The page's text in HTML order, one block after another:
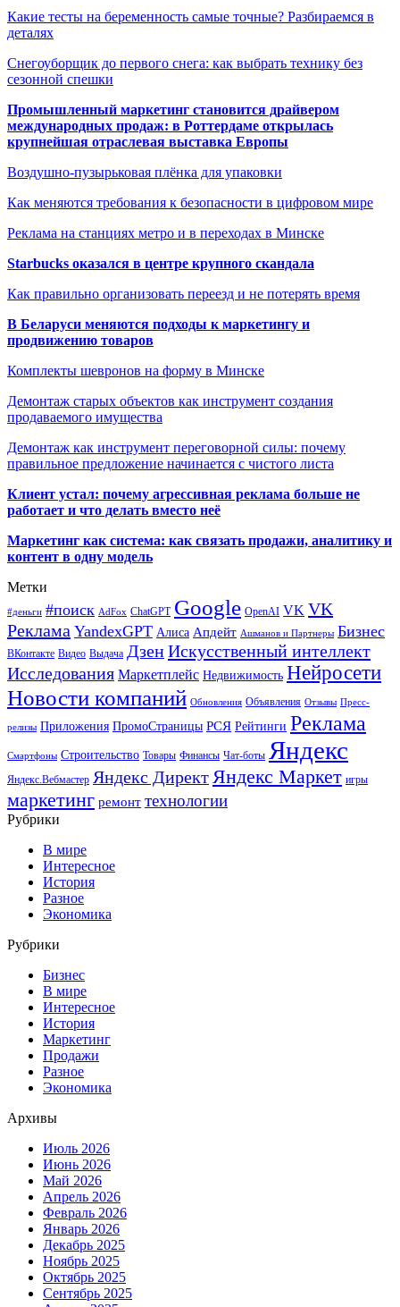
Какие тесты на беременность самые точные? Разбираемся в
деталях
Снегоуборщик до первого снега: как выбрать технику без
сезонной спешки
Промышленный маркетинг становится драйвером
международных продаж: в Роттердаме открылась
крупнейшая отраслевая выставка Европы
Воздушно-пузырьковая плёнка для упаковки
Как меняются требования к безопасности в цифровом мире
Реклама на станциях метро и в переходах в Минске
Starbucks оказался в центре крупного скандала
Как правильно организовать переезд и не потерять время
В Беларуси меняются подходы к маркетингу и
продвижению товаров
Комплекты шевронов на форму в Минске
Демонтаж старых объектов как инструмент создания
продаваемого имущества
Демонтаж как инструмент переговорной силы: почему
правильное предложение начинается с чистого листа
Клиент устал: почему агрессивная реклама больше не
работает и что делать вместо неё
Маркетинг как система: как связать продажи, аналитику и
контент в одну модель
Метки
#деньги #поиск AdFox ChatGPT Google OpenAI VK VK
Реклама YandexGPT Алиса Апдейт Ашманов и Партнеры Бизнес
ВКонтакте Видео Выдача ДзенИскусственный интеллект
Исследования Маркетплейс Недвижимость Нейросети
Новости компаний Обновления Объявления Отзывы Пресс-
релизы Приложения ПромоСтраницы РСЯ Рейтинги Реклама
Смартфоны Строительство Товары Финансы Чат-боты Яндекс
Яндекс.Вебмастер Яндекс Директ Яндекс Маркет игры
маркетинг ремонт технологии
Рубрики
В мире
Интересное
История
Разное
Экономика
Рубрики
Бизнес
В мире
Интересное
История
Маркетинг
Продажи
Разное
Экономика
Архивы
Июль 2026
Июнь 2026
Май 2026
Апрель 2026
Февраль 2026
Январь 2026
Декабрь 2025
Ноябрь 2025
Октябрь 2025
Сентябрь 2025